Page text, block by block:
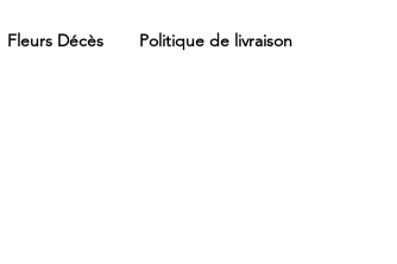
Fleurs Décès Politique de livraison